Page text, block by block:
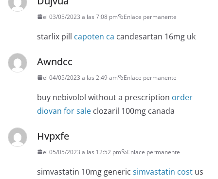
el 03/05/2023 a las 7:08 pm Enlace permanente
starlix pill capoten ca candesartan 16mg uk
Awndcc
el 04/05/2023 a las 2:49 am Enlace permanente
buy nebivolol without a prescription order
diovan for sale clozaril 100mg canada
Hvpxfe
el 05/05/2023 a las 12:52 pm Enlace permanente
simvastatin 10mg generic simvastatin cost us